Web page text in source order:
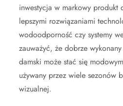
inwestycja w markowy produkt
lepszymi rozwiązaniami
wodoodporność czy systemy
zauważyć, że dobrze
damski może stać się
używany przez wiele sezonów
wizualnej.